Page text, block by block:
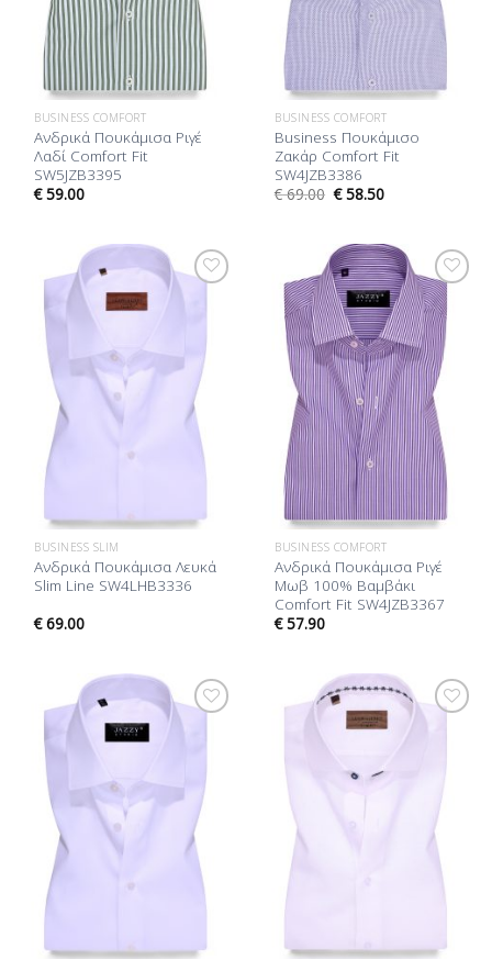
BUSINESS COMFORT
Ανδρικά Πουκάμισα Ριγέ
Λαδί Comfort Fit
SW5JZB3395
€59.00
BUSINESS COMFORT
Business Πουκάμισο
Ζακάρ Comfort Fit
SW4JZB3386
€69.00 €58.50
BUSINESS SLIM
Ανδρικά Πουκάμισα Λευκά
Slim Line SW4LHB3336
€69.00
Προσθήκη
στη Λίστα
Επιθυμίας
BUSINESS COMFORT
Ανδρικά Πουκάμισα Ριγέ
Μωβ 100% Βαμβάκι
Comfort Fit SW4JZB3367
€57.90
Προσθήκη